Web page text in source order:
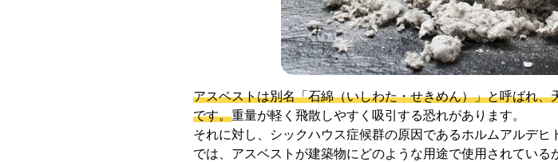
アスベストは別名「石綿（いしわた・せきめん）」と呼ばれ
です。重量が軽く飛散しやすく吸引する恐れがあります。
それに対し、シックハウス症候群の原因であるホルムアルデヒ
では、アスベストが建築物にどのような用途で使用されている